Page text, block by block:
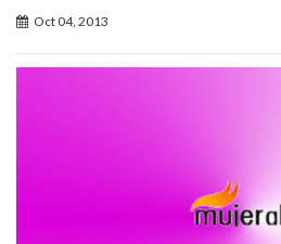
Oct 04, 2013